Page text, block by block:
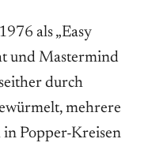
als „Easy
und Mastermind
durch
mehrere
Popper-Kreisen